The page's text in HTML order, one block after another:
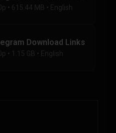
• 615.44 MB • English
Download Links
• 1.15 GB • English